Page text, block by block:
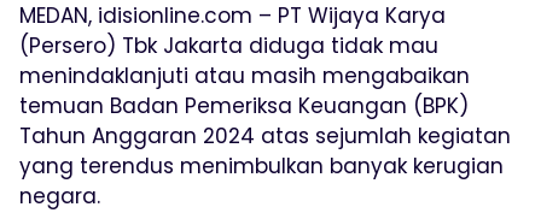
MEDAN, idisionline.com – PT Wijaya Karya
(Persero) Tbk Jakarta diduga tidak mau
menindaklanjuti atau masih mengabaikan
temuan Badan Pemeriksa Keuangan (BPK)
Tahun Anggaran 2024 atas sejumlah kegiatan
yang terendus menimbulkan banyak kerugian
negara.